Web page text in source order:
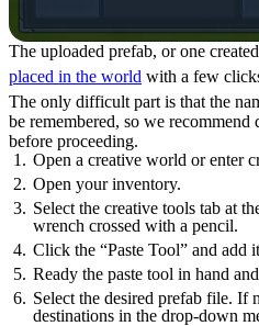
The uploaded prefab, or one
placed in the world with a few
The only difficult part is that the
be remembered, so we
before proceeding.
Open a creative world or enter
Open your inventory.
Select the creative tools tab at
wrench crossed with a pencil.
Click the “Paste Tool” and add
Ready the paste tool in hand
Select the desired prefab file. If
destinations in the drop-down